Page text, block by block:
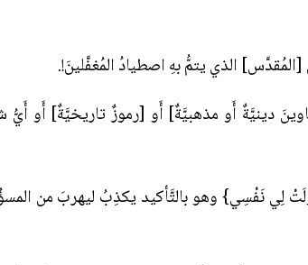
الذي يتمُّ بهِ اصطيادُ المُغفَّلينَ!.
دينيَّةٌ أَو مذهبيَّةٌ] أَو [رموزٌ تاريخيَّةٌ] أَو أَيُّ
لِي نَفْسِي} وهو بالتَّأكيد يكذِبُ ليهربَ من